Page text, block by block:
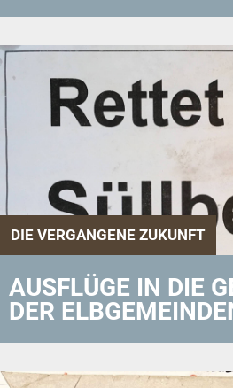
DIE VERGANGENE ZUKUNFT
AUSFLÜGE IN DIE
DER